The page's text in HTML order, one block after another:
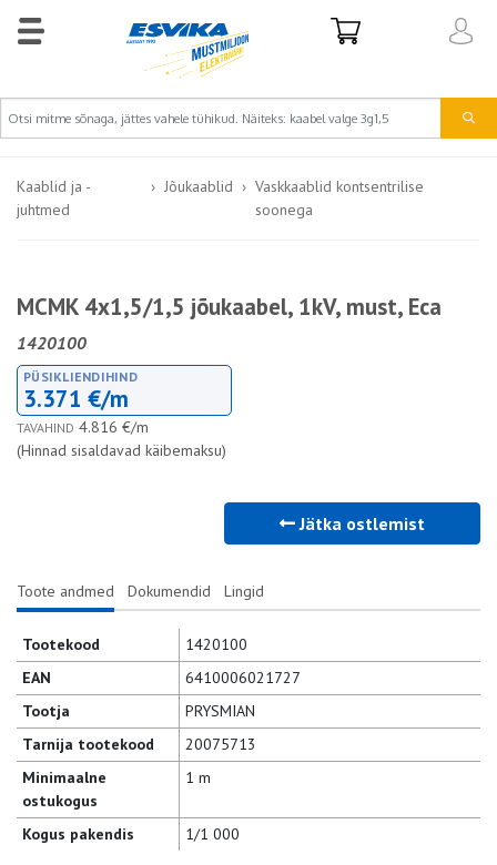
Kaablid ja -
juhtmed
Jõukaablid
Vaskkaablid kontsentrilise
soonega
MCMK 4x1,5/1,5 jõukaabel, 1kV, must, Eca
1420100
PÜSIKLIENDIHIND
3.371 €/m
TAVAHIND 4.816 €/m
(Hinnad sisaldavad käibemaksu)
Jätka ostlemist
Toote andmed Dokumendid Lingid
Tootekood
1420100
EAN
6410006021727
Tootja
PRYSMIAN
Tarnija tootekood
20075713
Minimaalne
ostukogus
1 m
Kogus pakendis 1/1 000